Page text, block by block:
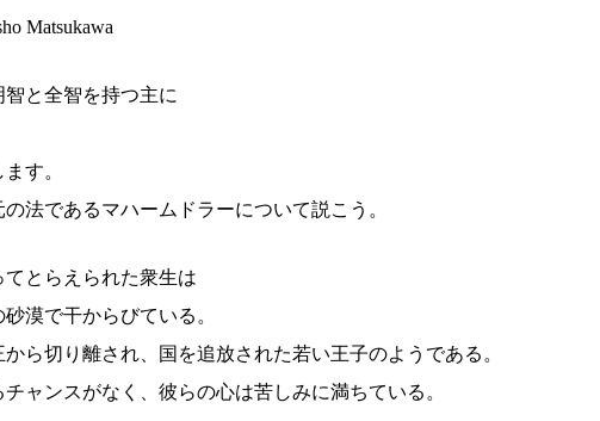
Matsukawa
と全智を持つ主に
す。
法であるマハームドラーについて説こう。
てとらえられた衆生は
漠で干からびている。
ら切り離され、国を追放された若い王子のようである。
ャンスがなく、彼らの心は苦しみに満ちている。